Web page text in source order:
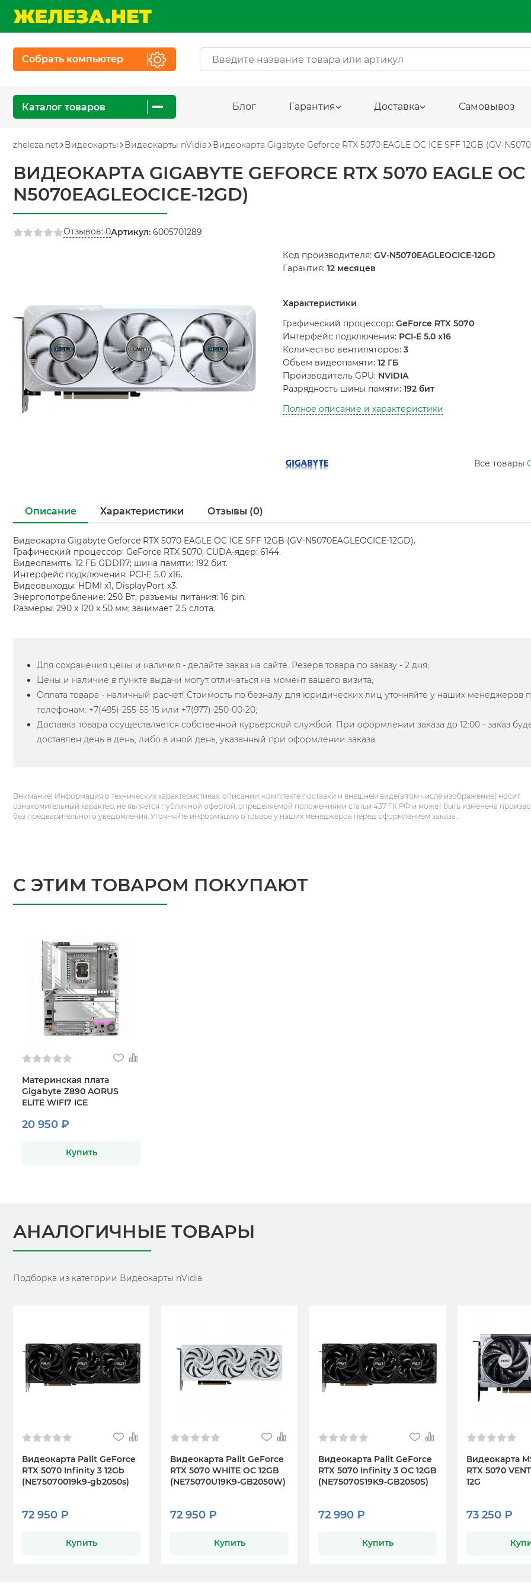
Собрать компьютер
Каталог товаров Блог Гарантия Доставка Самовывоз
zheleza.net Видеокарты Видеокарты nVidia Видеокарта Gigabyte Geforce RTX 5070 EAGLE OC ICE SFF 12GB (GV-
ВИДЕОКАРТА GIGABYTE GEFORCE RTX 5070 EAGLE OC
N5070EAGLEOCICE-12GD)
Отзывов: 0Артикул: 6005701289
Код производителя: GV-N5070EAGLEOCICE-12GD
Гарантия: 12 месяцев
Характеристики
Графический процессор: GeForce RTX 5070
Интерфейс подключения: PCI-E 5.0 x16
Количество вентиляторов: 3
Объем видеопамяти: 12 ГБ
Производитель GPU: NVIDIA
Разрядность шины памяти: 192 бит
Полное описание и характеристики
Все товары
Описание Характеристики Отзывы (0)
Видеокарта Gigabyte Geforce RTX 5070 EAGLE OC ICE SFF 12GB (GV-N5070EAGLEOCICE-12GD).
Графический процессор: GeForce RTX 5070; CUDA-ядер: 6144.
Видеопамять: 12 ГБ GDDR7; шина памяти: 192 бит.
Интерфейс подключения: PCI-E 5.0 x16.
Видеовыходы: HDMI x1, DisplayPort x3.
Энергопотребление: 250 Вт; разъемы питания: 16 pin.
Размеры: 290 x 120 x 50 мм; занимает 2.5 слота.
Для сохранения цены и наличия - делайте заказ на сайте. Резерв товара по заказу - 2 дня;
Цены и наличие в пункте выдачи могут отличаться на момент вашего визита;
Оплата товара - наличный расчет! Стоимость по безналу для юридических лиц уточняйте у наших менеджеров
телефонам: +7(495)-255-55-15 или +7(977)-250-00-20;
Доставка товара осуществляется собственной курьерской службой. При оформлении заказа до 12:00 - заказ
доставлен день в день, либо в иной день, указанный при оформлении заказа.
Внимание! Информация о технических характеристиках, описании, комплекте поставки и внешнем виде(в том числе изображение) носит
ознакомительный характер, не является публичной офертой, определяемой положениями статьи 437 ГК РФ и может быть изменена
без предварительного уведомления. Уточняйте информацию о товаре у наших менеджеров перед оформлением заказа.
С ЭТИМ ТОВАРОМ ПОКУПАЮТ
Материнская плата
Gigabyte Z890 AORUS
ELITE WIFI7 ICE
20 950 ₽
Купить
АНАЛОГИЧНЫЕ ТОВАРЫ
Подборка из категории Видеокарты nVidia
Видеокарта Palit GeForce
RTX 5070 Infinity 3 12Gb
(NE75070019k9-gb2050s)
72 950 ₽
Купить
Видеокарта Palit GeForce
RTX 5070 WHITE OC 12GB
(NE75070U19K9-GB2050W)
72 950 ₽
Купить
Видеокарта Palit GeForce
RTX 5070 Infinity 3 OC 12GB
(NE75070S19K9-GB2050S)
72 990 ₽
Купить
Видеокарта
RTX 5070
12G
73 250 ₽